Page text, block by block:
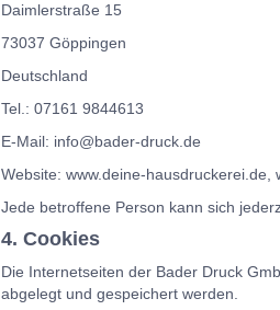
Daimlerstraße 15
73037 Göppingen
Deutschland
Tel.: 07161 9844613
E-Mail: info@bader-druck.de
Website: www.deine-hausdruckerei.de,
Jede betroffene Person kann sich
4. Cookies
Die Internetseiten der Bader Druck
abgelegt und gespeichert werden.